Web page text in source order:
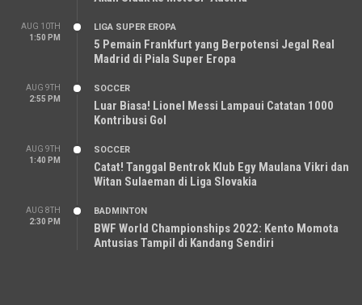
AUG 10TH
1:50 PM
LIGA SUPER EROPA
5 Pemain Frankfurt yang Berpotensi Jegal Real
Madrid di Piala Super Eropa
AUG 9TH
2:55 PM
SOCCER
Luar Biasa! Lionel Messi Lampaui Catatan 1000
Kontribusi Gol
AUG 9TH
1:40 PM
SOCCER
Catat! Tanggal Bentrok Klub Egy Maulana Vikri dan
Witan Sulaeman di Liga Slovakia
AUG 8TH
2:30 PM
BADMINTON
BWF World Championships 2022: Kento Momota
Antusias Tampil di Kandang Sendiri